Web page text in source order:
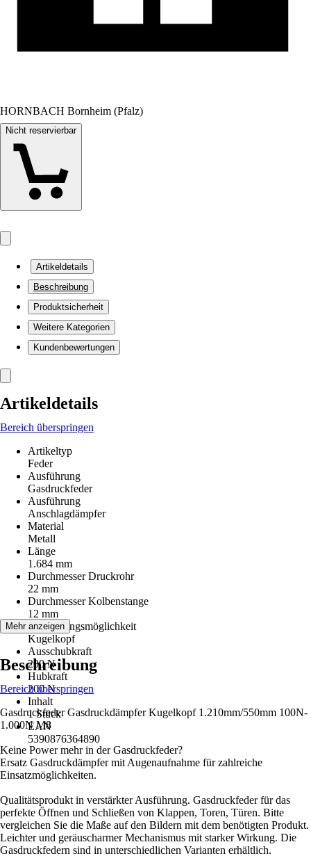
HORNBACH Bornheim (Pfalz)
Nicht reservierbar
Artikeldetails
Beschreibung
Produktsicherheit
Weitere Kategorien
Kundenbewertungen
Artikeldetails
Bereich überspringen
Artikeltyp
Feder
Ausführung
Gasdruckfeder
Ausführung
Anschlagdämpfer
Material
Metall
Länge
1.684 mm
Durchmesser Druckrohr
22 mm
Durchmesser Kolbenstange
12 mm
Befestigungsmöglichkeit
Kugelkopf
Ausschubkraft
200 N
Hubkraft
200 N
Inhalt
1 Stück
EAN
5390876364890
Mehr anzeigen
Beschreibung
Bereich überspringen
Gasdruckfeder Gasdruckdämpfer Kugelkopf 1.210mm/550mm 100N-
1.000N M8
Keine Power mehr in der Gasdruckfeder?
Ersatz Gasdruckdämpfer mit Augenaufnahme für zahlreiche
Einsatzmöglichkeiten.
Qualitätsprodukt in verstärkter Ausführung. Gasdruckfeder für das
perfekte Öffnen und Schließen von Klappen, Toren, Türen. Bitte
vergleichen Sie die Maße auf den Bildern mit dem benötigten Produkt.
Leichter und geräuscharmer Mechanismus mit starker Wirkung. Die
Gasdruckfedern sind in unterschiedlichen Varianten erhältlich.